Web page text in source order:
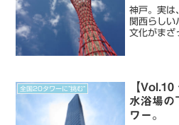
神戸。実は
関西らしい
文化がまざ
全国20タワーに”挑む”
【
水浴場の
ワー。